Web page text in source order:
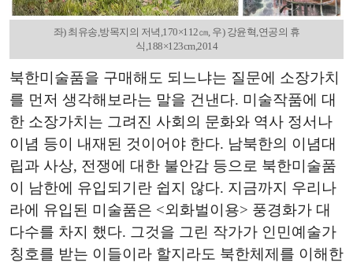
좌) 최유송,방목지의 저녁,170×112㎝, 우) 강윤혁,연공의 휴
식,188×123cm,2014
북한미술품을 구매해도 되느냐는 질문에 소장가치
를 먼저 생각해보라는 말을 건낸다. 미술작품에 대
한 소장가치는 그려진 사회의 문화와 역사 정서나
이념 등이 내재된 것이어야 한다. 남북한의 이념대
립과 사상, 전쟁에 대한 불안감 등으로 북한미술품
이 남한에 유입되기란 쉽지 않다. 지금까지 우리나
라에 유입된 미술품은 <외화벌이용> 풍경화가 대
다수를 차지 했다. 그것을 그린 작가가 인민예술가
칭호를 받는 이들이라 할지라도 북한체제를 이해한